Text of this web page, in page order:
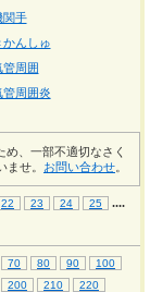
関手
かんしゅ
管周囲
管周囲炎
、一部不適切なさく
せ。 お問い合わせ
22 23 24 25 ....
70 80 90
100
200 210
220